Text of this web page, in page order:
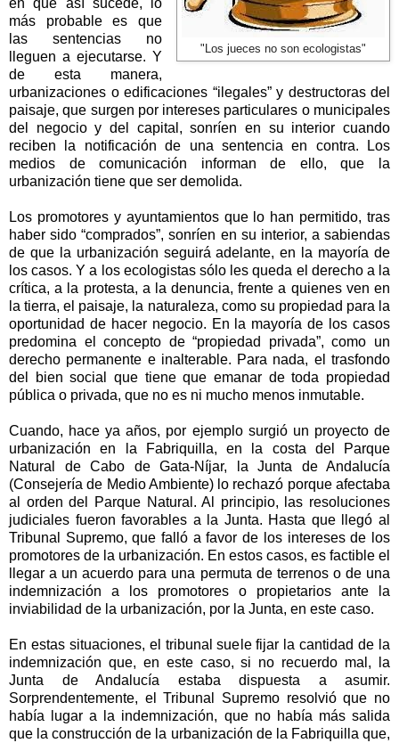
"Los jueces no son ecologistas"
en que así sucede, lo
más probable es que
las sentencias no
lleguen a ejecutarse. Y
de esta manera,
urbanizaciones o edificaciones “ilegales” y destructoras del
paisaje, que surgen por intereses particulares o municipales
del negocio y del capital, sonríen en su interior cuando
reciben la notificación de una sentencia en contra. Los
medios de comunicación informan de ello, que la
urbanización tiene que ser demolida.
Los promotores y ayuntamientos que lo han permitido, tras
haber sido “comprados”, sonríen en su interior, a sabiendas
de que la urbanización seguirá adelante, en la mayoría de
los casos. Y a los ecologistas sólo les queda el derecho a la
crítica, a la protesta, a la denuncia, frente a quienes ven en
la tierra, el paisaje, la naturaleza, como su propiedad para la
oportunidad de hacer negocio. En la mayoría de los casos
predomina el concepto de “propiedad privada”, como un
derecho permanente e inalterable. Para nada, el trasfondo
del bien social que tiene que emanar de toda propiedad
pública o privada, que no es ni mucho menos inmutable.
Cuando, hace ya años, por ejemplo surgió un proyecto de
urbanización en
la Fabriquilla, en la costa del Parque
Natural de Cabo de Gata-Níjar,
la Junta de Andalucía
(Consejería de Medio Ambiente) lo rechazó porque afectaba
al orden del Parque Natural. Al principio, las resoluciones
judiciales fueron favorables a
la Junta. Hasta que llegó al
Tribunal Supremo, que falló a favor de los intereses de los
promotores de la urbanización. En estos casos, es factible el
llegar a un acuerdo para una permuta de terrenos o de una
indemnización a los promotores o propietarios ante la
inviabilidad de la urbanización, por la Junta, en este caso.
En estas situaciones, el tribunal suele fijar la cantidad de la
indemnización que, en este caso, si no recuerdo mal,
la
Junta de Andalucía estaba dispuesta a asumir.
Sorprendentemente, el Tribunal Supremo resolvió que no
había lugar a la indemnización, que no había más salida
que la construcción de la urbanización de la Fabriquilla que,